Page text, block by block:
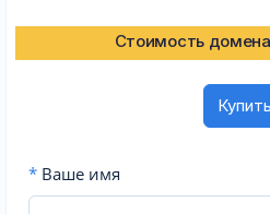
Стоимость
Купить
* Ваше имя